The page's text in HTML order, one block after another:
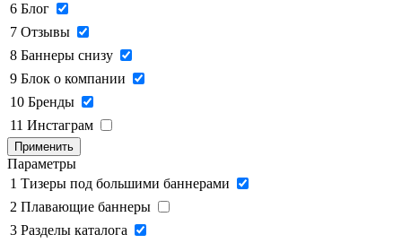
6 Блог
7 Отзывы
8 Баннеры снизу
9 Блок о компании
10 Бренды
11 Инстаграм
Применить
Параметры
1 Тизеры под большими баннерами
2 Плавающие баннеры
3 Разделы каталога